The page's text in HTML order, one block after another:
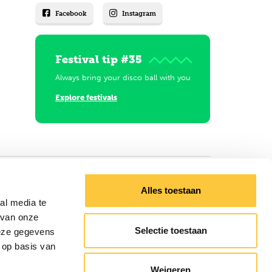
media te
onze
gegevens
basis van
Alles toestaan
Selectie toestaan
Weigeren
Facebook Instagram
Festival tip #35
Always bring your disco ball with you
Explore festivals